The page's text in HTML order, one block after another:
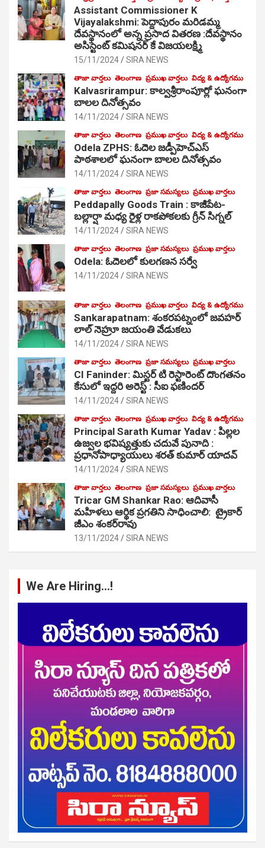
Assistant Commissioner K
Vijayalakshmi: పెద్దాపురం మరిడమ్మ
దేవస్థానంలో అన్న ప్రసాద వితరణ :దేవస్థానం
అసిస్టెంట్ కమిషనర్ కే విజయలక్ష్మి
15/11/2024 SIRA NEWS
తాజా వార్తలు తెలంగాణ ప్రముఖ వార్తలు విద్య & ఉద్యోగము
Kalvasrirampur: కాల్వశ్రీరాంపూర్లో ఘనంగా
బాలల దినోత్సవం
14/11/2024 SIRA NEWS
తాజా వార్తలు తెలంగాణ ప్రముఖ వార్తలు విద్య & ఉద్యోగము
Odela ZPHS: ఓదెల జ‌డ్పీహెచ్ఎస్
పాఠ‌శాల‌లో ఘనంగా బాలల దినోత్సవం
14/11/2024 SIRA NEWS
తాజా వార్తలు తెలంగాణ ప్రజా సమస్యలు ప్రముఖ వార్తలు
Peddapally Goods Train : కాజీపేట-
బల్లార్షా మధ్య రైళ్ల రాకపోకలకు గ్రీన్ సిగ్నల్
14/11/2024 SIRA NEWS
తాజా వార్తలు తెలంగాణ ప్రజా సమస్యలు ప్రముఖ వార్తలు
Odela: ఓదెలలో కులగణన సర్వే
14/11/2024 SIRA NEWS
తాజా వార్తలు తెలంగాణ ప్రముఖ వార్తలు విద్య & ఉద్యోగము
Sankarapatnam: శంకరపట్నంలో జవహర్
లాల్ నెహ్రూ జయంతి వేడుకలు
14/11/2024 SIRA NEWS
తాజా వార్తలు తెలంగాణ ప్రజా సమస్యలు ప్రముఖ వార్తలు
CI Faninder: మిస్టర్ టి రెస్టారెంట్ దొంగతనం
కేసులో ఇద్దరి అరెస్ట్ : సీఐ ఫణిందర్
14/11/2024 SIRA NEWS
తాజా వార్తలు తెలంగాణ ప్రముఖ వార్తలు విద్య & ఉద్యోగము
Principal Sarath Kumar Yadav : పిల్లల
ఉజ్వల భవిష్యత్తుకు చదువే పునాది :
ప్రధానోపాధ్యాయులు శరత్ కుమార్ యాదవ్
14/11/2024 SIRA NEWS
తాజా వార్తలు తెలంగాణ ప్రజా సమస్యలు ప్రముఖ వార్తలు
Tricar GM Shankar Rao: ఆదివాసీ
మహిళలు ఆర్థిక ప్రగతిని సాధించాలి: ట్రైకార్
జీఎం శంకర్‌రావు
13/11/2024 SIRA NEWS
We Are Hiring…!